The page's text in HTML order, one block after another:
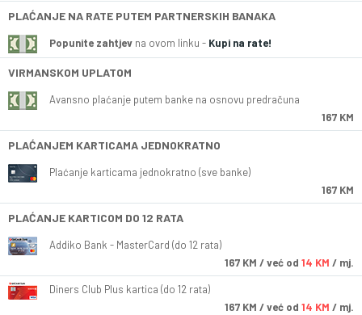
PLAĆANJE NA RATE PUTEM PARTNERSKIH BANAKA
Popunite zahtjev na ovom linku - Kupi na rate!
VIRMANSKOM UPLATOM
Avansno plaćanje putem banke na osnovu predračuna
167 KM
PLAĆANJEM KARTICAMA JEDNOKRATNO
Plaćanje karticama jednokratno (sve banke)
167 KM
PLAĆANJE KARTICOM DO 12 RATA
Addiko Bank - MasterCard (do 12 rata)
167 KM / već od 14 KM / mj.
Diners Club Plus kartica (do 12 rata)
167 KM / već od 14 KM / mj.